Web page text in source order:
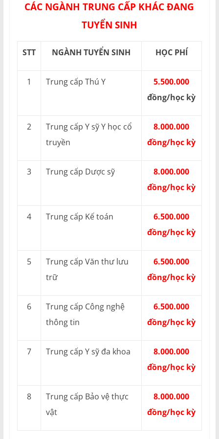
CÁC NGÀNH TRUNG CẤP KHÁC ĐANG
TUYỂN SINH
STT NGÀNH TUYỂN SINH HỌC PHÍ
1 Trung cấp Thú Y
5.500.000
đồng/học kỳ
2
Trung cấp Y sỹ Y học cổ
truyền
8.000.000
đồng/học kỳ
3 Trung cấp Dược sỹ
8.000.000
đồng/học kỳ
4 Trung cấp Kế toán
6.500.000
đồng/học kỳ
5
Trung cấp Văn thư lưu
trữ
6.500.000
đồng/học kỳ
6
Trung cấp Công nghệ
thông tin
6.500.000
đồng/học kỳ
7 Trung cấp Y sỹ đa khoa
8.000.000
đồng/học kỳ
8
Trung cấp Bảo vệ thực
vật
8.000.000
đồng/học kỳ